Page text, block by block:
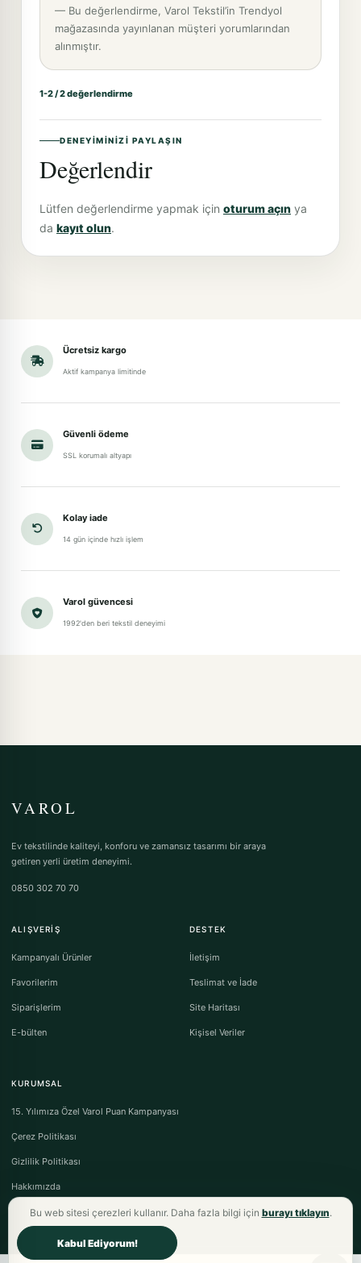
— Bu değerlendirme, Varol Tekstil’in Trendyol
mağazasında yayınlanan müşteri yorumlarından
alınmıştır.
1-2 / 2 değerlendirme
DENEYIMINIZI PAYLAŞIN
Değerlendir
Lütfen değerlendirme yapmak için oturum açın ya
da kayıt olun.
Ücretsiz kargo
Aktif kampanya limitinde
Güvenli ödeme
SSL korumalı altyapı
Kolay iade
14 gün içinde hızlı işlem
Varol güvencesi
1992'den beri tekstil deneyimi
VAROL
Ev tekstilinde kaliteyi, konforu ve zamansız tasarımı bir araya
getiren yerli üretim deneyimi.
0850 302 70 70
ALIŞVERIŞ
Kampanyalı Ürünler
Favorilerim
Siparişlerim
E-bülten
DESTEK
İletişim
Teslimat ve İade
Site Haritası
Kişisel Veriler
KURUMSAL
15. Yılımıza Özel Varol Puan Kampanyası
Çerez Politikası
Gizlilik Politikası
Hakkımızda
Bu web sitesi çerezleri kullanır. Daha fazla bilgi için burayı tıklayın.
Kabul Ediyorum!